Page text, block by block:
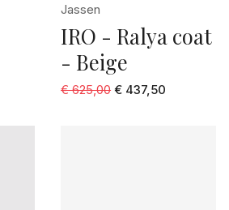
Jassen
IRO - Ralya coat
- Beige
€ 625,00 € 437,50